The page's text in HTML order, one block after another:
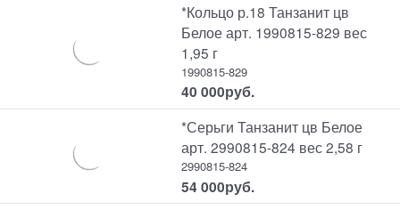
*Кольцо р.18 Танзанит цв
Белое арт. 1990815-829 вес
1,95 г
1990815-829
40 000руб.
*Серьги Танзанит цв Белое
арт. 2990815-824 вес 2,58 г
2990815-824
54 000руб.